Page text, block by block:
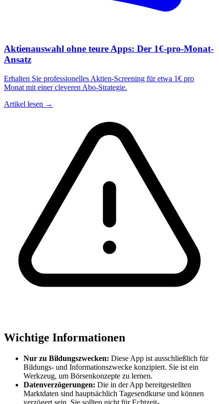
Aktienauswahl ohne teure Apps: Der 1€-pro-Monat-
Ansatz
Erhalten Sie professionelles Aktien-Screening für etwa 1€ pro
Monat mit einer cleveren Abo-Strategie.
Artikel lesen →
Wichtige Informationen
Nur zu Bildungszwecken: Diese App ist ausschließlich für
Bildungs- und Informationszwecke konzipiert. Sie ist ein
Werkzeug, um Börsenkonzepte zu lernen.
Datenverzögerungen: Die in der App bereitgestellten
Marktdaten sind hauptsächlich Tagesendkurse und können